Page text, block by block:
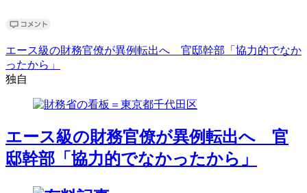
エース級の財務官僚が異例転出へ 官邸幹部「協力的でなか
ったから」
独自
エース級の財務官僚が異例転出へ 官
邸幹部「協力的でなかったから」